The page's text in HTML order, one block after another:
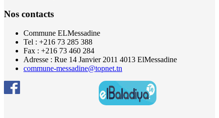
Nos contacts
Commune ELMessadine
Tel : +216 73 285 388
Fax : +216 73 460 284
Adresse : Rue 14 Janvier 2011 4013 ElMessadine
commune-messadine@topnet.tn